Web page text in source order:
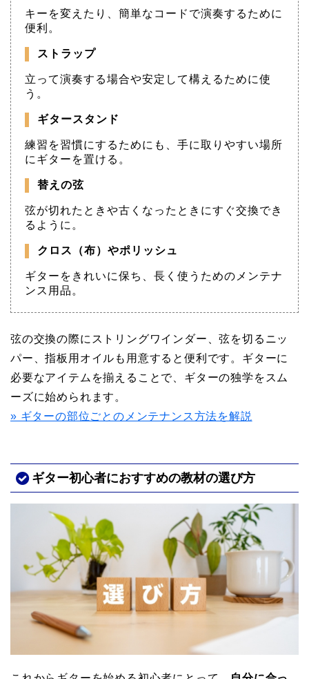
キーを変えたり、簡単なコードで演奏するために
便利。
ストラップ
立って演奏する場合や安定して構えるために使
う。
ギタースタンド
練習を習慣にするためにも、手に取りやすい場所
にギターを置ける。
替えの弦
弦が切れたときや古くなったときにすぐ交換でき
るように。
クロス（布）やポリッシュ
ギターをきれいに保ち、長く使うためのメンテナ
ンス用品。
弦の交換の際にストリングワインダー、弦を切るニッ
パー、指板用オイルも用意すると便利です。ギターに
必要なアイテムを揃えることで、ギターの独学をスム
ーズに始められます。
» ギターの部位ごとのメンテナンス方法を解説
ギター初心者におすすめの教材の選び方